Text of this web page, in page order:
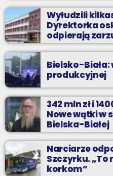
Wyłudzili
Dyrektorka
odpierają
Bielsko-
produkcyjnej
342 mln zł i
Nowe wątki w
Bielska-Białej
Narciarze
Szczyrku. „To
korkom”